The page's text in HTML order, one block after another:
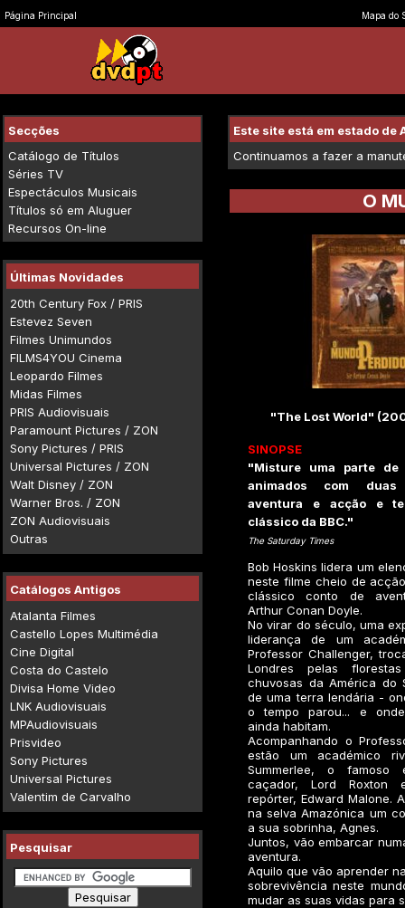
Página Principal Mapa do
Secções
Catálogo de Títulos
Séries TV
Espectáculos Musicais
Títulos só em Aluguer
Recursos On-line
Últimas Novidades
20th Century Fox / PRIS
Estevez Seven
Filmes Unimundos
FILMS4YOU Cinema
Leopardo Filmes
Midas Filmes
PRIS Audiovisuais
Paramount Pictures / ZON
Sony Pictures / PRIS
Universal Pictures / ZON
Walt Disney / ZON
Warner Bros. / ZON
ZON Audiovisuais
Outras
Catálogos Antigos
Atalanta Filmes
Castello Lopes Multimédia
Cine Digital
Costa do Castelo
Divisa Home Video
LNK Audiovisuais
MPAudiovisuais
Prisvideo
Sony Pictures
Universal Pictures
Valentim de Carvalho
Pesquisar
Este site está em estado de
Continuamos a fazer a
O
"The Lost World"
SINOPSE
"Misture uma parte de
animados com
aventura e acção e
clássico da BBC."
The Saturday Times
Bob Hoskins lidera um
neste filme cheio de
clássico conto de
Arthur Conan Doyle.
No virar do século, uma
liderança de um
Professor Challenger,
Londres pelas
chuvosas da América do
de uma terra lendária -
o tempo parou... e
ainda habitam.
Acompanhando o
estão um académico
Summerlee, o famoso
caçador, Lord Roxton
repórter, Edward Malone.
na selva Amazónica um
a sua sobrinha, Agnes.
Juntos, vão embarcar
aventura.
Aquilo que vão aprender
sobrevivência neste
mudar as suas vidas para